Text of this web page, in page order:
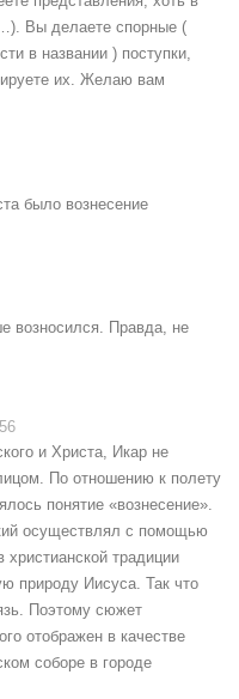
Вы делаете спорные (
в названии ) поступки,
их. Желаю вам
было вознесение
возносился. Правда, не
и Христа, Икар не
По отношению к полету
понятие «вознесение».
осуществлял с помощью
христианской традиции
природу Иисуса. Так что
Поэтому сюжет
отображен в качестве
соборе в городе